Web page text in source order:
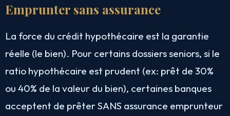
Emprunter sans assurance
La force du crédit hypothécaire est la garantie
réelle (le bien). Pour certains dossiers seniors, si le
ratio hypothécaire est prudent (ex: prêt de 30%
ou 40% de la valeur du bien), certaines banques
acceptent de prêter SANS assurance emprunteur